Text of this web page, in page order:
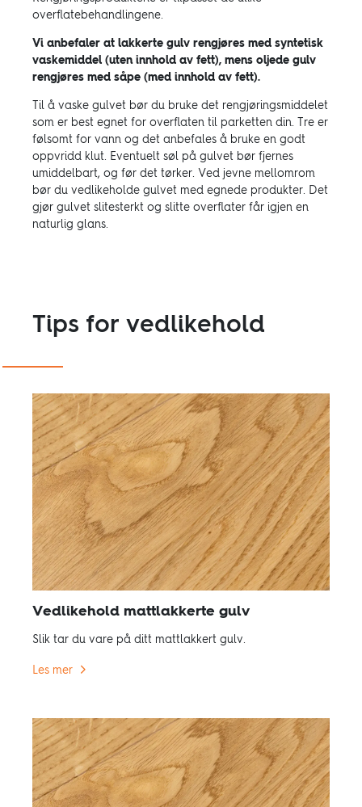
overﬂatebehandlingene.
Vi anbefaler at lakkerte gulv rengjøres med syntetisk
vaskemiddel (uten innhold av fett), mens oljede gulv
rengjøres med såpe (med innhold av fett).
Til å vaske gulvet bør du bruke det rengjøringsmiddelet
som er best egnet for overﬂaten til parketten din. Tre er
følsomt for vann og det anbefales å bruke en godt
oppvridd klut. Eventuelt søl på gulvet bør fjernes
umiddelbart, og før det tørker. Ved jevne mellomrom
bør du vedlikeholde gulvet med egnede produkter. Det
gjør gulvet slitesterkt og slitte overﬂater får igjen en
naturlig glans.
Tips for vedlikehold
Vedlikehold mattlakkerte gulv
Slik tar du vare på ditt mattlakkert gulv.
Les mer